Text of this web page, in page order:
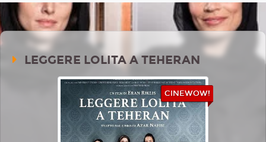
LEGGERE LOLITA A TEHERAN
CINEWOW!